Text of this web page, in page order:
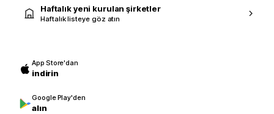
Haftalık yeni kurulan şirketler
Haftalık listeye göz atın
App Store'dan
indirin
Google Play'den
alın